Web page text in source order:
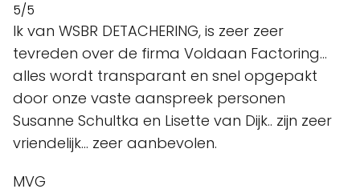
5/5
Ik van WSBR DETACHERING, is zeer zeer
tevreden over de firma Voldaan Factoring...
alles wordt transparant en snel opgepakt
door onze vaste aanspreek personen
Susanne Schultka en Lisette van Dijk.. zijn zeer
vriendelijk... zeer aanbevolen.
MVG